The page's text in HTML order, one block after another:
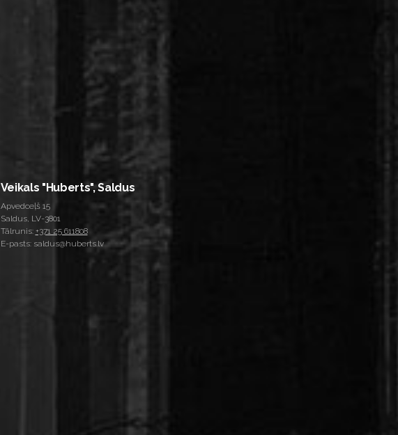
Veikals "Huberts", Saldus
Apvedceļš 15
Saldus, LV-3801
Tālrunis: +371 25 611808
E-pasts: saldus@huberts.lv